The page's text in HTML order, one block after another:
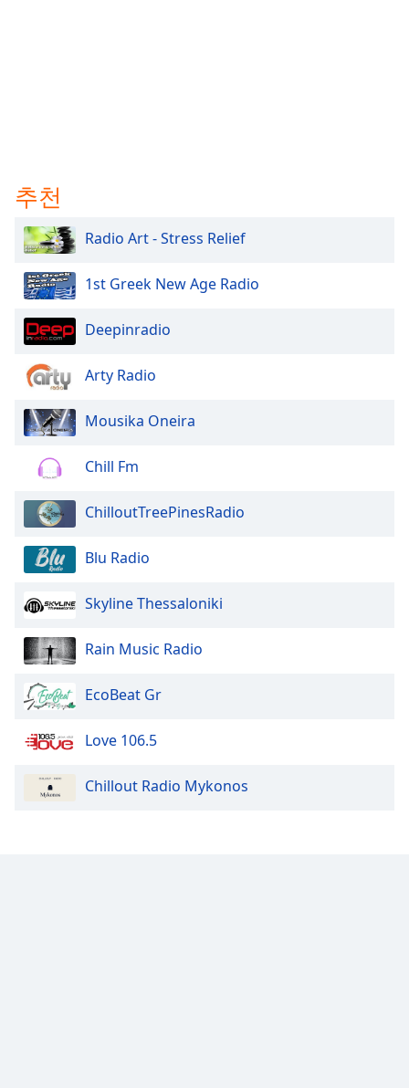
추천
Radio Art - Stress Relief
1st Greek New Age Radio
Deepinradio
Arty Radio
Mousika Oneira
Chill Fm
ChilloutTreePinesRadio
Blu Radio
Skyline Thessaloniki
Rain Music Radio
EcoBeat Gr
Love 106.5
Chillout Radio Mykonos